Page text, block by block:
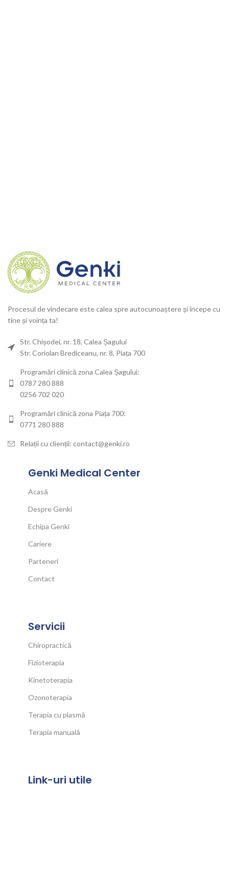
Procesul de vindecare este calea spre autocunoaștere și începe cu
tine și voința ta!
Str. Chișodei, nr. 18, Calea Șagului
Str. Coriolan Brediceanu, nr. 8, Piața 700
Programări clinică zona Calea Șagului:
0787 280 888
0256 702 020
Programări clinică zona Piața 700:
0771 280 888
Relații cu clienții: contact@genki.ro
Genki Medical Center
Acasă
Despre Genki
Echipa Genki
Cariere
Parteneri
Contact
Servicii
Chiropractică
Fizioterapia
Kinetoterapia
Ozonoterapia
Terapia cu plasmă
Terapia manuală
Link-uri utile